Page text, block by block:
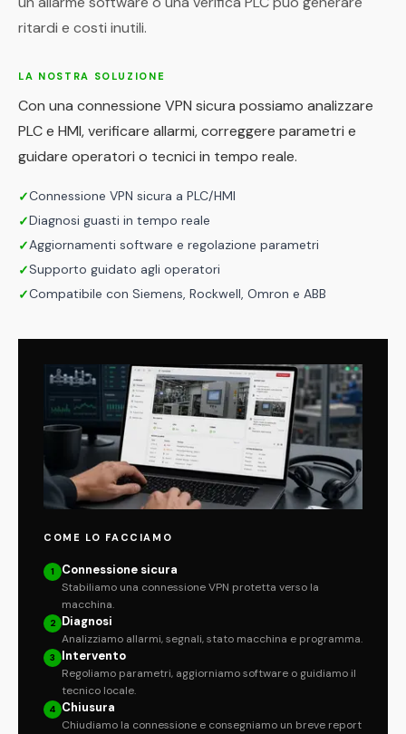
ritardi e costi inutili.
LA NOSTRA SOLUZIONE
Con una connessione VPN sicura possiamo analizzare
PLC e HMI, verificare allarmi, correggere parametri e
guidare operatori o tecnici in tempo reale.
✓Connessione VPN sicura a PLC/HMI
✓Diagnosi guasti in tempo reale
✓Aggiornamenti software e regolazione parametri
✓Supporto guidato agli operatori
✓Compatibile con Siemens, Rockwell, Omron e ABB
COME LO FACCIAMO
1 Connessione sicura
Stabiliamo una connessione VPN protetta verso la
macchina.
2 Diagnosi
Analizziamo allarmi, segnali, stato macchina e programma.
3 Intervento
Regoliamo parametri, aggiorniamo software o guidiamo il
tecnico locale.
4 Chiusura
Chiudiamo la connessione e consegniamo un breve report